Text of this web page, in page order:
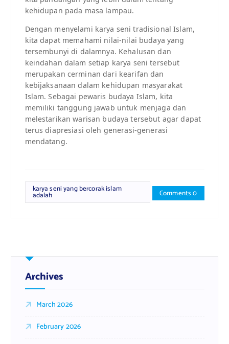
kehidupan pada masa lampau.
Dengan menyelami karya seni tradisional Islam,
kita dapat memahami nilai-nilai budaya yang
tersembunyi di dalamnya. Kehalusan dan
keindahan dalam setiap karya seni tersebut
merupakan cerminan dari kearifan dan
kebijaksanaan dalam kehidupan masyarakat
Islam. Sebagai pewaris budaya Islam, kita
memiliki tanggung jawab untuk menjaga dan
melestarikan warisan budaya tersebut agar dapat
terus diapresiasi oleh generasi-generasi
mendatang.
karya seni yang bercorak islam
adalah Comments 0
Archives
March 2026
February 2026